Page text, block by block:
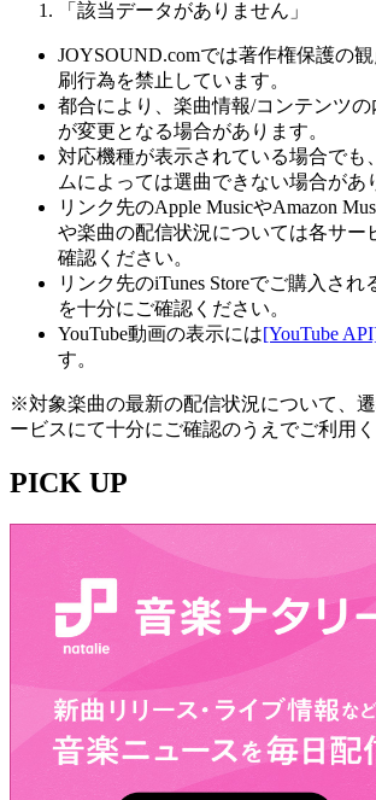
「該当データがありません」
JOYSOUND.comでは著作権保護の
刷行為を禁止しています。
都合により、楽曲情報/コンテンツ
が変更となる場合があります。
対応機種が表示されている場合でも
ムによっては選曲できない場合があ
リンク先のApple MusicやAmazon
や楽曲の配信状況については各サー
確認ください。
リンク先のiTunes Storeでご購入さ
を十分にご確認ください。
YouTube動画の表示には[YouTube
す。
※対象楽曲の最新の配信状況について、
ービスにて十分にご確認のうえでご利用く
PICK UP